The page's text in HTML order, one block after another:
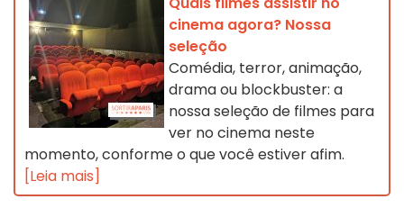
cinema agora? Nossa
seleção
Comédia, terror, animação,
drama ou blockbuster: a
nossa seleção de filmes para
ver no cinema neste
momento, conforme o que você estiver afim.
[Leia mais]